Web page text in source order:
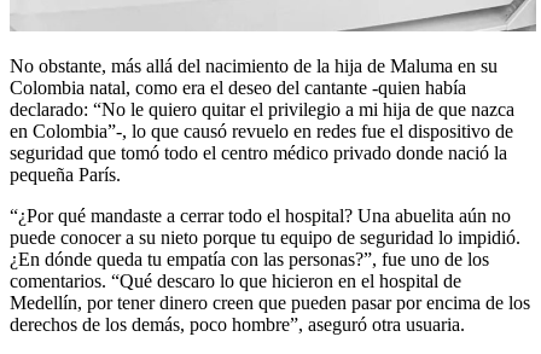
No obstante, más allá del nacimiento de la hija de Maluma en su
Colombia natal, como era el deseo del cantante -quien había
declarado: “No le quiero quitar el privilegio a mi hija de que nazca
en Colombia”-, lo que causó revuelo en redes fue el dispositivo de
seguridad que tomó todo el centro médico privado donde nació la
pequeña París.
“¿Por qué mandaste a cerrar todo el hospital? Una abuelita aún no
puede conocer a su nieto porque tu equipo de seguridad lo impidió.
¿En dónde queda tu empatía con las personas?”, fue uno de los
comentarios. “Qué descaro lo que hicieron en el hospital de
Medellín, por tener dinero creen que pueden pasar por encima de los
derechos de los demás, poco hombre”, aseguró otra usuaria.